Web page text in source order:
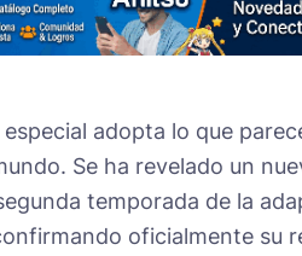
adopta lo que
Se ha revelado un
temporada de la
oficialmente su